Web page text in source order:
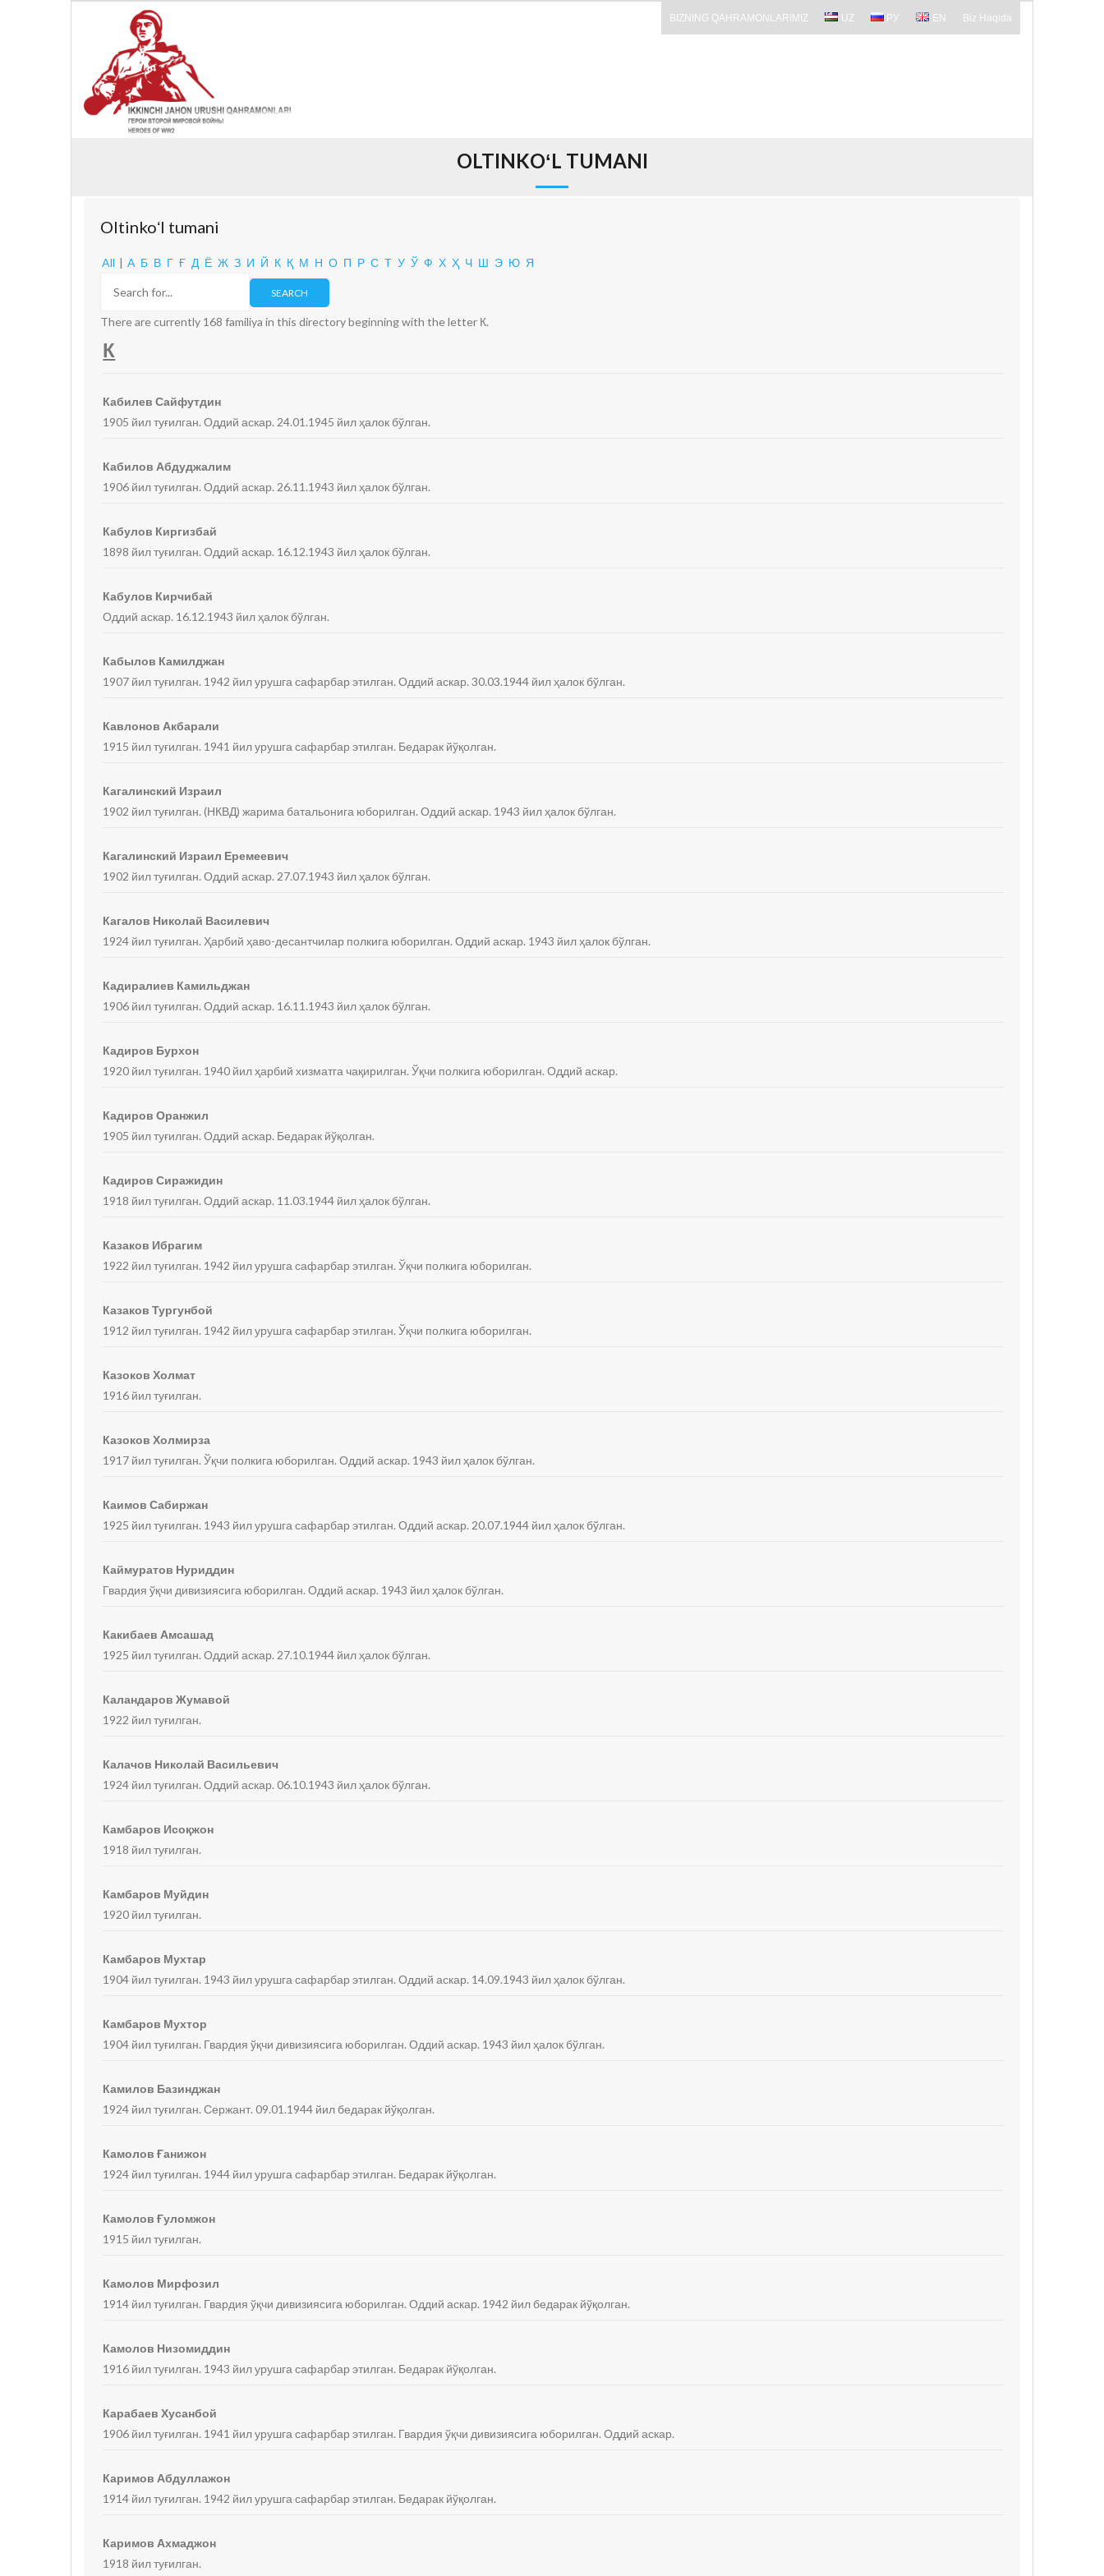
BIZNING QAHRAMONLARIMIZ UZ РУ EN Biz Haqida
OLTINKOʻL TUMANI
Oltinkoʻl tumani
All | А Б В Г Ғ Д Ё Ж З И Й К Қ М Н О П Р С Т У Ў Ф Х Ҳ Ч Ш Э Ю Я
There are currently 168 familiya in this directory beginning with the letter К.
К
Кабилев Сайфутдин
1905 йил туғилган. Оддий аскар. 24.01.1945 йил ҳалок бўлган.
Кабилов Абдуджалим
1906 йил туғилган. Оддий аскар. 26.11.1943 йил ҳалок бўлган.
Кабулов Киргизбай
1898 йил туғилган. Оддий аскар. 16.12.1943 йил ҳалок бўлган.
Кабулов Кирчибай
Оддий аскар. 16.12.1943 йил ҳалок бўлган.
Кабылов Камилджан
1907 йил туғилган. 1942 йил урушга сафарбар этилган. Оддий аскар. 30.03.1944 йил ҳалок бўлган.
Кавлонов Акбарали
1915 йил туғилган. 1941 йил урушга сафарбар этилган. Бедарак йўқолган.
Кагалинский Израил
1902 йил туғилган. (НКВД) жарима батальонига юборилган. Оддий аскар. 1943 йил ҳалок бўлган.
Кагалинский Израил Еремеевич
1902 йил туғилган. Оддий аскар. 27.07.1943 йил ҳалок бўлган.
Кагалов Николай Василевич
1924 йил туғилган. Ҳарбий ҳаво-десантчилар полкига юборилган. Оддий аскар. 1943 йил ҳалок бўлган.
Кадиралиев Камильджан
1906 йил туғилган. Оддий аскар. 16.11.1943 йил ҳалок бўлган.
Кадиров Бурхон
1920 йил туғилган. 1940 йил ҳарбий хизматга чақирилган. Ўқчи полкига юборилган. Оддий аскар.
Кадиров Оранжил
1905 йил туғилган. Оддий аскар. Бедарак йўқолган.
Кадиров Сиражидин
1918 йил туғилган. Оддий аскар. 11.03.1944 йил ҳалок бўлган.
Казаков Ибрагим
1922 йил туғилган. 1942 йил урушга сафарбар этилган. Ўқчи полкига юборилган.
Казаков Тургунбой
1912 йил туғилган. 1942 йил урушга сафарбар этилган. Ўқчи полкига юборилган.
Казоков Холмат
1916 йил туғилган.
Казоков Холмирза
1917 йил туғилган. Ўқчи полкига юборилган. Оддий аскар. 1943 йил ҳалок бўлган.
Каимов Сабиржан
1925 йил туғилган. 1943 йил урушга сафарбар этилган. Оддий аскар. 20.07.1944 йил ҳалок бўлган.
Каймуратов Нуриддин
Гвардия ўқчи дивизиясига юборилган. Оддий аскар. 1943 йил ҳалок бўлган.
Какибаев Амсашад
1925 йил туғилган. Оддий аскар. 27.10.1944 йил ҳалок бўлган.
Каландаров Жумавой
1922 йил туғилган.
Калачов Николай Васильевич
1924 йил туғилган. Оддий аскар. 06.10.1943 йил ҳалок бўлган.
Камбаров Исоқжон
1918 йил туғилган.
Камбаров Муйдин
1920 йил туғилган.
Камбаров Мухтар
1904 йил туғилган. 1943 йил урушга сафарбар этилган. Оддий аскар. 14.09.1943 йил ҳалок бўлган.
Камбаров Мухтор
1904 йил туғилган. Гвардия ўқчи дивизиясига юборилган. Оддий аскар. 1943 йил ҳалок бўлган.
Камилов Базинджан
1924 йил туғилган. Сержант. 09.01.1944 йил бедарак йўқолган.
Камолов Ғанижон
1924 йил туғилган. 1944 йил урушга сафарбар этилган. Бедарак йўқолган.
Камолов Ғуломжон
1915 йил туғилган.
Камолов Мирфозил
1914 йил туғилган. Гвардия ўқчи дивизиясига юборилган. Оддий аскар. 1942 йил бедарак йўқолган.
Камолов Низомиддин
1916 йил туғилган. 1943 йил урушга сафарбар этилган. Бедарак йўқолган.
Карабаев Хусанбой
1906 йил туғилган. 1941 йил урушга сафарбар этилган. Гвардия ўқчи дивизиясига юборилган. Оддий аскар.
Каримов Абдуллажон
1914 йил туғилган. 1942 йил урушга сафарбар этилган. Бедарак йўқолган.
Каримов Ахмаджон
1918 йил туғилган.